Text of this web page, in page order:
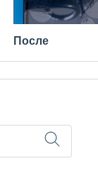
После